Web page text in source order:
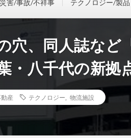
災害/事故/不祥事 テクノロジー/製品
穴、同人誌など
・八千代の新拠
動産 テクノロジー 物流施設